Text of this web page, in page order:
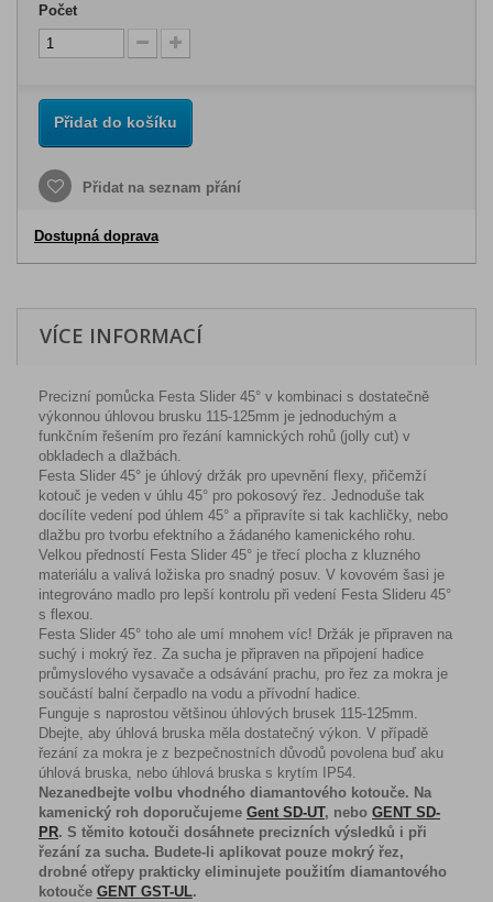
Počet
Přidat do košíku
Přidat na seznam přání
Dostupná doprava
VÍCE INFORMACÍ
Precizní pomůcka Festa Slider 45° v kombinaci s dostatečně
výkonnou úhlovou brusku 115-125mm je jednoduchým a
funkčním řešením pro řezání kamnických rohů (jolly cut) v
obkladech a dlažbách.
Festa Slider 45° je úhlový držák pro upevnění flexy, přičemží
kotouč je veden v úhlu 45° pro pokosový řez. Jednoduše tak
docílíte vedení pod úhlem 45° a připravíte si tak kachličky, nebo
dlažbu pro tvorbu efektního a žádaného kamenického rohu.
Velkou předností Festa Slider 45° je třecí plocha z kluzného
materiálu a valivá ložiska pro snadný posuv. V kovovém šasi je
integrováno madlo pro lepší kontrolu při vedení Festa Slideru 45°
s flexou.
Festa Slider 45° toho ale umí mnohem víc! Držák je připraven na
suchý i mokrý řez. Za sucha je připraven na připojení hadice
průmyslového vysavače a odsávání prachu, pro řez za mokra je
součástí balní čerpadlo na vodu a přívodní hadice.
Funguje s naprostou většinou úhlových brusek 115-125mm.
Dbejte, aby úhlová bruska měla dostatečný výkon. V případě
řezání za mokra je z bezpečnostních důvodů povolena buď aku
úhlová bruska, nebo úhlová bruska s krytím IP54.
Nezanedbejte volbu vhodného diamantového kotouče. Na
kamenický roh doporučujeme Gent SD-UT, nebo GENT SD-
PR. S těmito kotouči dosáhnete precizních výsledků i při
řezání za sucha. Budete-li aplikovat pouze mokrý řez,
drobné otřepy prakticky eliminujete použitím diamantového
kotouče GENT GST-UL.